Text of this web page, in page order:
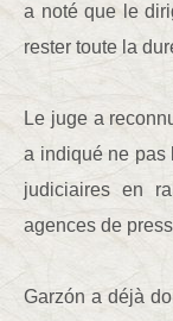
a noté que le
rester toute la
Le juge a
a indiqué ne pas
judiciaires en
agences de
Garzón a déjà